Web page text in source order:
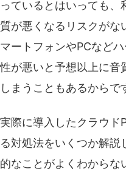
ているとはいっても、
が悪くなるリスクがな
ートフォンやPCなど
が悪いと予想以上に音
まうこともあるからで
際に導入したクラウド
対処法をいくつか解説
なことがよくわからな